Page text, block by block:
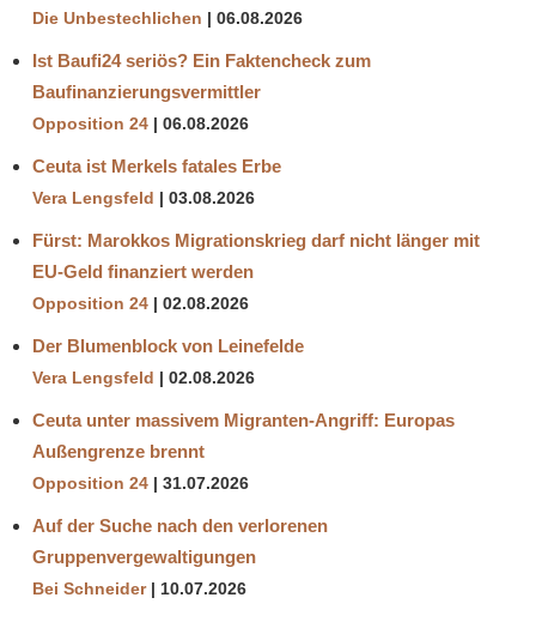
Die Unbestechlichen 06.08.2026
Ist Baufi24 seriös? Ein Faktencheck zum
Baufinanzierungsvermittler
Opposition 24 06.08.2026
Ceuta ist Merkels fatales Erbe
Vera Lengsfeld 03.08.2026
Fürst: Marokkos Migrationskrieg darf nicht länger mit
EU-Geld finanziert werden
Opposition 24 02.08.2026
Der Blumenblock von Leinefelde
Vera Lengsfeld 02.08.2026
Ceuta unter massivem Migranten-Angriff: Europas
Außengrenze brennt
Opposition 24 31.07.2026
Auf der Suche nach den verlorenen
Gruppenvergewaltigungen
Bei Schneider 10.07.2026